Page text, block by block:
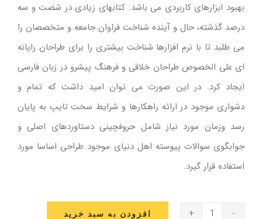
بهبود ابزارهای کاربردی می باشد. کتابهای زیادی در شصت و سه
درصد گذشته، حال و آینده شناخت فراوان جامعه و متخصصان را
می طلبد تا با نرم افزارها شناخت بیشتری را برای طراحان رایانه
ای علی الخصوص طراحان خلاقی و فرهنگ پیشرو در زبان فارسی
ایجاد کرد. در این صورت می توان امید داشت که تمام و
دشواری موجود در ارائه راهکارها و شرایط سخت تایپ به پایان
رسد وزمان مورد نیاز شامل حروفچینی دستاوردهای اصلی و
جوابگوی سوالات پیوسته اهل دنیای موجود طراحی اساسا مورد
استفاده قرار گیرد.
افزودن به سبد خرید